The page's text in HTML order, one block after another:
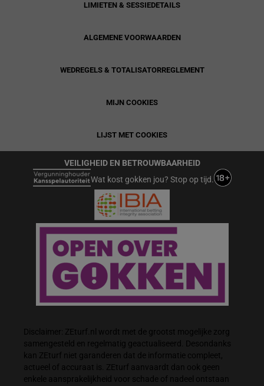
LIMIETEN & SESSIEDETAILS
ALGEMENE VOORWAARDEN
WEDREGELS & TOTALISATORREGLEMENT
MIJN COOKIES
LIJST MET COOKIES
VEILIGHEID EN BETROUWBAARHEID
Wat kost gokken jou? Stop op tijd.
Disclaimer: ZEturf.nl wordt met de grootst mogelijke zorg
samengesteld en regelmatig geactualiseerd. Desondanks
kan ZEturf niet garanderen dat de informatie compleet,
actueel of accuraat is. ZEturf aanvaardt dan ook geen
enkele aansprakelijkheid voor schade of nadeel ontstaan